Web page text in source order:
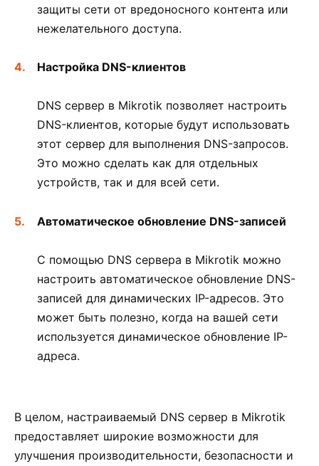
защиты сети от вредоносного контента или
нежелательного доступа.
Настройка DNS-клиентов
DNS сервер в Mikrotik позволяет настроить
DNS-клиентов, которые будут использовать
этот сервер для выполнения DNS-запросов.
Это можно сделать как для отдельных
устройств, так и для всей сети.
Автоматическое обновление DNS-записей
С помощью DNS сервера в Mikrotik можно
настроить автоматическое обновление DNS-
записей для динамических IP-адресов. Это
может быть полезно, когда на вашей сети
используется динамическое обновление IP-
адреса.
В целом, настраиваемый DNS сервер в Mikrotik
предоставляет широкие возможности для
улучшения производительности, безопасности и